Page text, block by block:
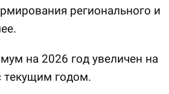
регионального и
на 2026 год увеличен на
годом.